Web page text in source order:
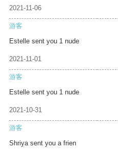
2021-11-06
游客
Estelle sent you 1 nude
2021-11-01
游客
Estelle sent you 1 nude
2021-10-31
游客
Shriya sent you a frien